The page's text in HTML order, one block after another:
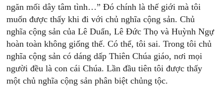
ngăn mối dây tâm tình…” Ðó chính là thế giới mà tôi
muốn được thấy khi đi với chủ nghĩa cộng sản. Chủ
nghĩa cộng sản của Lê Duẩn, Lê Ðức Thọ và Huỳnh Ngự
hoàn toàn không giống thế. Có thể, tôi sai. Trong tôi chủ
nghĩa cộng sản có dáng dấp Thiên Chúa giáo, nơi mọi
người đều là con cái Chúa. Lần đầu tiên tôi được thấy
một chủ nghĩa cộng sản phân biệt chủng tộc.